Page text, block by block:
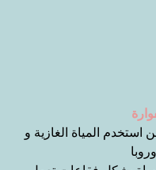
استخدم المياة الغازية و